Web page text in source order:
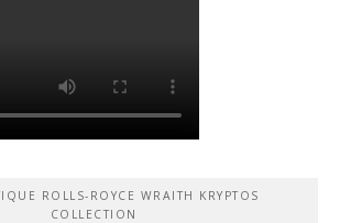
ROLLS-ROYCE WRAITH KRYPTOS
COLLECTION